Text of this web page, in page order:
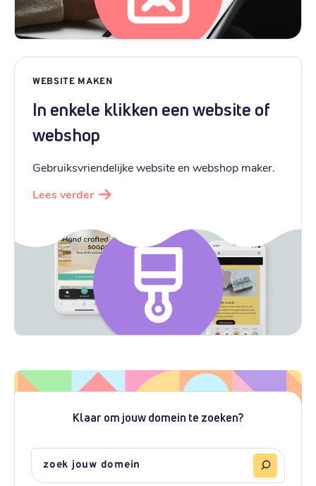
WEBSITE MAKEN
In enkele klikken een website of
webshop
Gebruiksvriendelijke website en webshop maker.
Lees verder
Klaar om jouw domein te zoeken?